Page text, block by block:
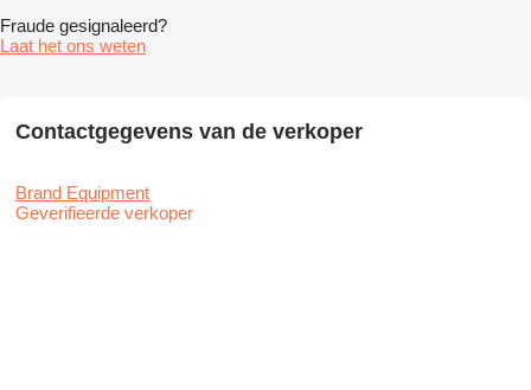
Fraude gesignaleerd?
Laat het ons weten
Contactgegevens van de verkoper
Brand Equipment
Geverifieerde verkoper